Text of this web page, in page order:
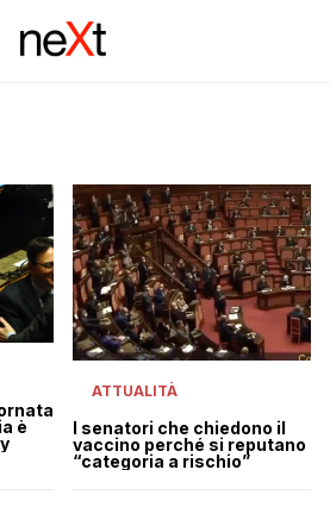
è
ATTUALITÀ
I senatori che chiedono il
vaccino perché si reputano
“categoria a rischio”